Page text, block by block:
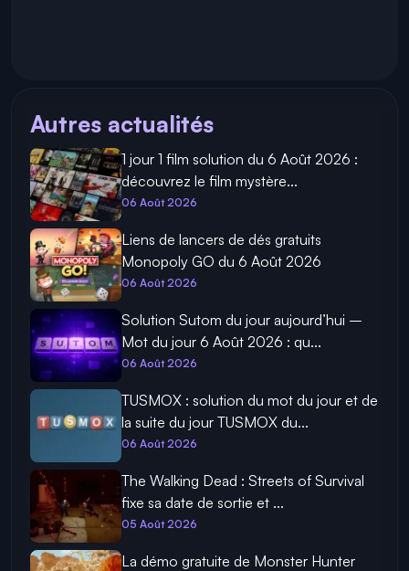
Autres actualités
1 jour 1 film solution du 6 Août 2026 :
découvrez le film mystère...
06 Août 2026
Liens de lancers de dés gratuits
Monopoly GO du 6 Août 2026
06 Août 2026
Solution Sutom du jour aujourd’hui –
Mot du jour 6 Août 2026 : qu...
06 Août 2026
TUSMOX : solution du mot du jour et de
la suite du jour TUSMOX du...
06 Août 2026
The Walking Dead : Streets of Survival
fixe sa date de sortie et ...
05 Août 2026
La démo gratuite de Monster Hunter